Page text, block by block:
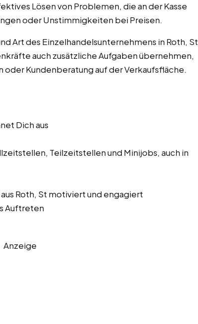
Lösen von Problemen, die an der Kasse
oder Unstimmigkeiten bei Preisen.
Art des Einzelhandelsunternehmens in Roth, St
auch zusätzliche Aufgaben übernehmen,
Kundenberatung auf der Verkaufsfläche.
Dich aus
Teilzeitstellen und Minijobs, auch in
Roth, St motiviert und engagiert
Auftreten
Anzeige